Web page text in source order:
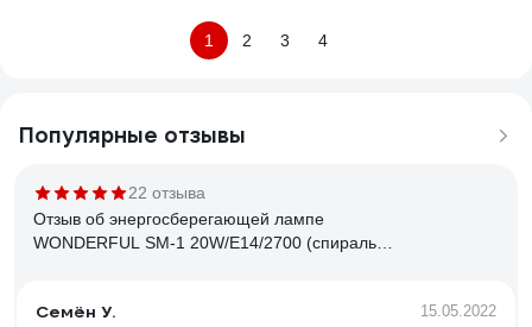
1 2 3 4
Популярные отзывы
22 отзыва
Отзыв об энергосберегающей лампе
WONDERFUL SM-1 20W/E14/2700 (спираль)
Семён У. 15.05.2022